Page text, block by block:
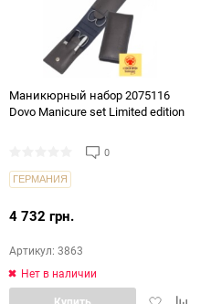
Маникюрный набор 2075116
Dovo Manicure set Limited edition
0
ГЕРМАНИЯ
4 732 грн.
Артикул: 3863
Нет в наличии
Добавить